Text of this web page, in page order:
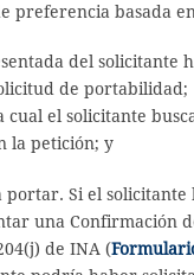
preferencia basada
del solicitante
de portabilidad;
el solicitante
la petición; y
Si el
una Confirmación
de INA (